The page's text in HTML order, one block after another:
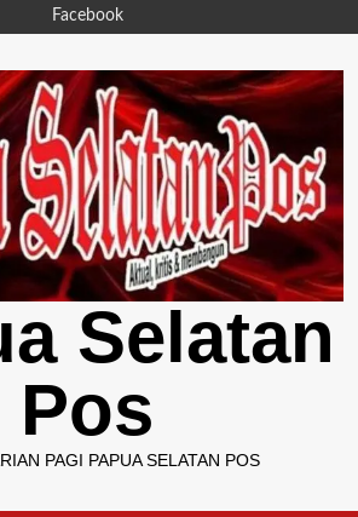
Facebook
Selatan
Pos
PAGI PAPUA SELATAN POS